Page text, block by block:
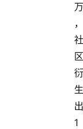
万
，
社
区
衍
生
出
1